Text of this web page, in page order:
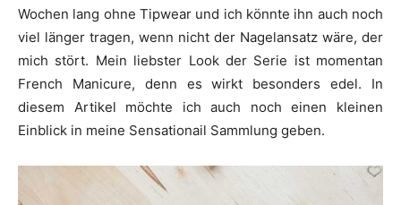
Wochen lang ohne Tipwear und ich könnte ihn auch noch
viel länger tragen, wenn nicht der Nagelansatz wäre, der
mich stört. Mein liebster Look der Serie ist momentan
French Manicure, denn es wirkt besonders edel. In
diesem Artikel möchte ich auch noch einen kleinen
Einblick in meine Sensationail Sammlung geben.